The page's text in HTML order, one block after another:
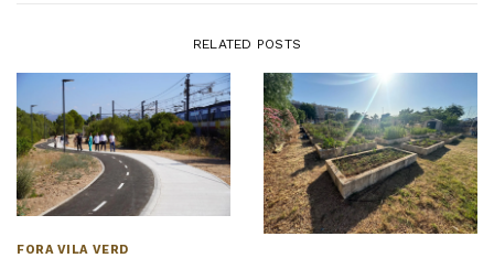
RELATED POSTS
FORA VILA VERD